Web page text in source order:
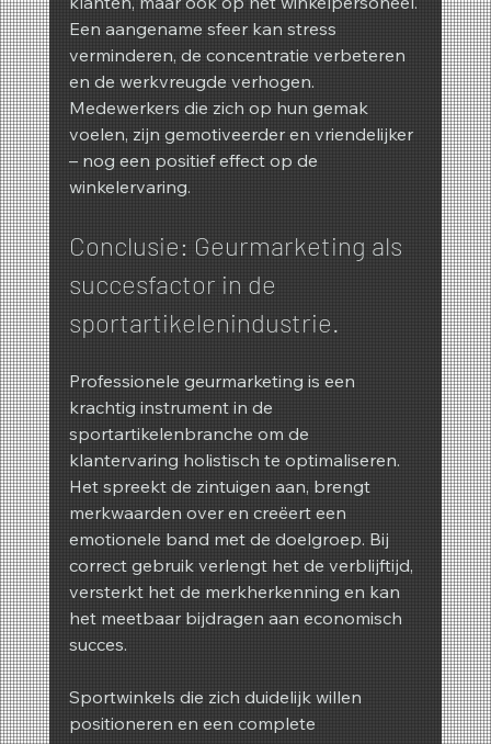
Een aangename sfeer kan stress
verminderen, de concentratie verbeteren
en de werkvreugde verhogen.
Medewerkers die zich op hun gemak
voelen, zijn gemotiveerder en vriendelijker
– nog een positief effect op de
winkelervaring.
Conclusie: Geurmarketing als
succesfactor in de
sportartikelenindustrie.
Professionele geurmarketing is een
krachtig instrument in de
sportartikelenbranche om de
klantervaring holistisch te optimaliseren.
Het spreekt de zintuigen aan, brengt
merkwaarden over en creëert een
emotionele band met de doelgroep. Bij
correct gebruik verlengt het de verblijftijd,
versterkt het de merkherkenning en kan
het meetbaar bijdragen aan economisch
succes.
Sportwinkels die zich duidelijk willen
positioneren en een complete